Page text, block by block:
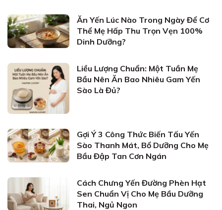
Ăn Yến Lúc Nào Trong Ngày Để Cơ
Thể Mẹ Hấp Thu Trọn Vẹn 100%
Dinh Dưỡng?
Liều Lượng Chuẩn: Một Tuần Mẹ
Bầu Nên Ăn Bao Nhiêu Gam Yến
Sào Là Đủ?
Gợi Ý 3 Công Thức Biến Tấu Yến
Sào Thanh Mát, Bổ Dưỡng Cho Mẹ
Bầu Đập Tan Cơn Ngán
Cách Chưng Yến Đường Phèn Hạt
Sen Chuẩn Vị Cho Mẹ Bầu Dưỡng
Thai, Ngủ Ngon